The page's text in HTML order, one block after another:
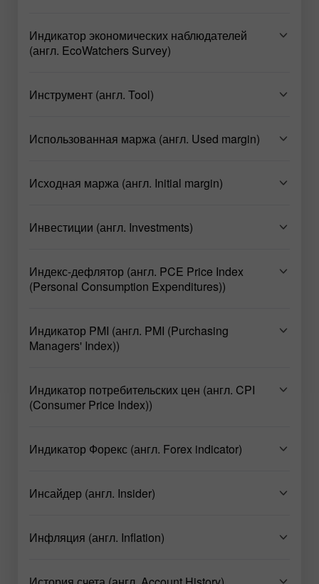
Индикатор экономических наблюдателей
(англ. EcoWatchers Survey)
Инструмент (англ. Tool)
Использованная маржа (англ. Used margin)
Исходная маржа (англ. Initial margin)
Инвестиции (англ. Investments)
Индекс-дефлятор (англ. PCE Price Index
(Personal Consumption Expenditures))
Индикатор PMI (англ. PMI (Purchasing
Managers' Index))
Индикатор потребительских цен (англ. CPI
(Consumer Price Index))
Индикатор Форекс (англ. Forex indicator)
Инсайдер (англ. Insider)
Инфляция (англ. Inflation)